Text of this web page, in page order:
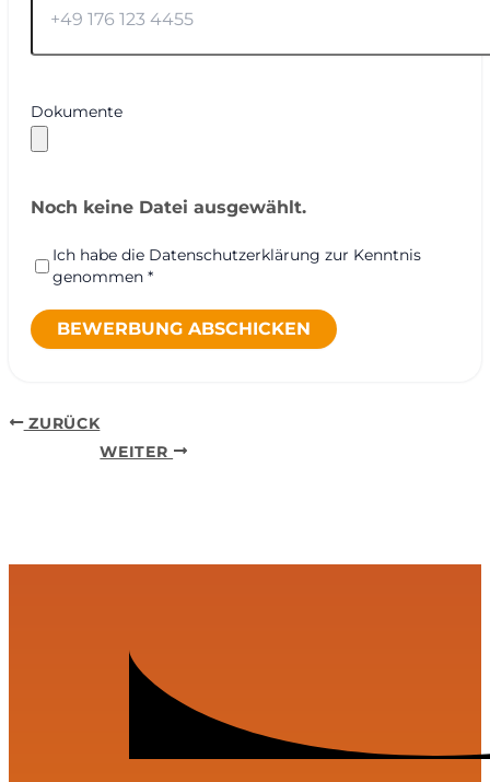
Dokumente
Noch keine Datei ausgewählt.
Ich habe die Datenschutzerklärung zur Kenntnis
genommen *
BEWERBUNG ABSCHICKEN
ZURÜCK
WEITER